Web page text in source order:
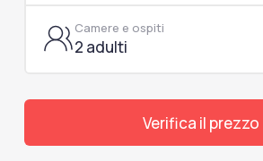
Camere e ospiti
2 adulti
Verifica il prezzo